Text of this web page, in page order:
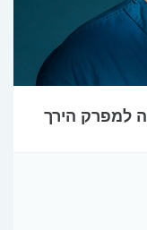
למפרק הירך